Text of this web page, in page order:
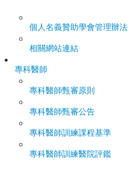
個人名義贊助學會管理辦法
相關網站連結
專科醫師
專科醫師甄審原則
專科醫師甄審公告
專科醫師訓練課程基準
專科醫師訓練醫院評鑑